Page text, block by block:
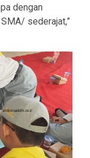
dengan
sederajat,”